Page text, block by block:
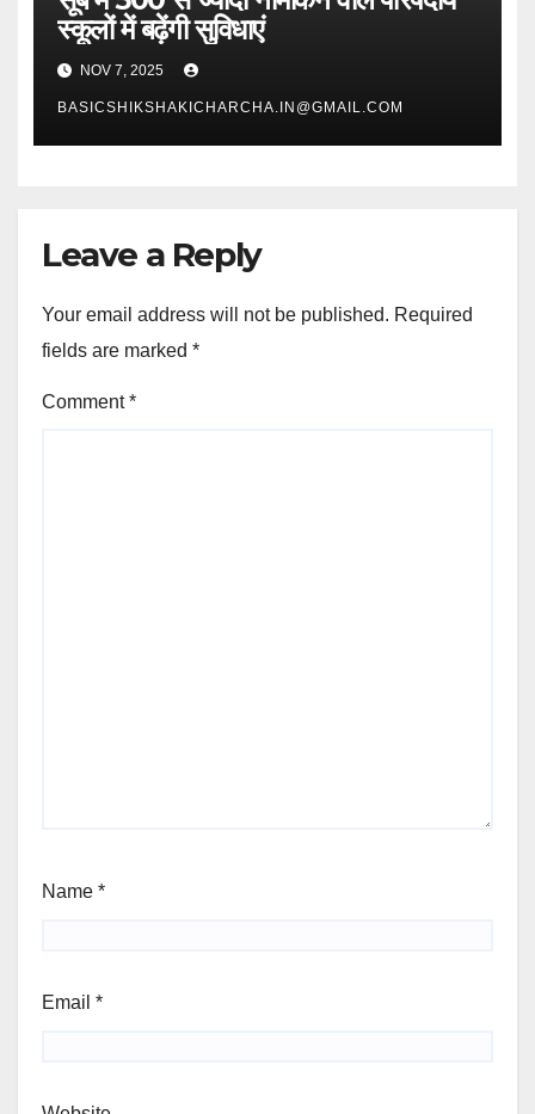
स्कूलों में बढ़ेंगी सुविधाएं
NOV 7, 2025
BASICSHIKSHAKICHARCHA.IN@GMAIL.COM
Leave a Reply
Your email address will not be published. Required
fields are marked *
Comment*
Name *
Email *